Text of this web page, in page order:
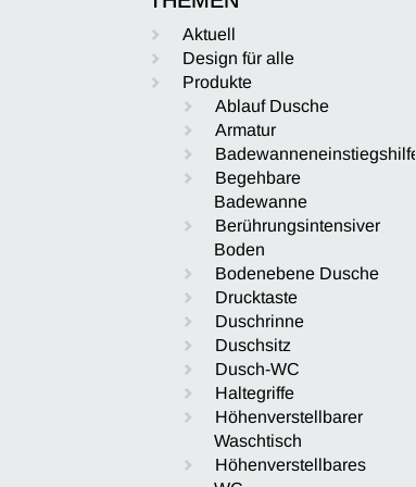
Aktuell
Design für alle
Produkte
Ablauf Dusche
Armatur
Badewanneneinstiegshilfe
Begehbare
Badewanne
Berührungsintensiver
Boden
Bodenebene Dusche
Drucktaste
Duschrinne
Duschsitz
Dusch-WC
Haltegriffe
Höhenverstellbarer
Waschtisch
Höhenverstellbares